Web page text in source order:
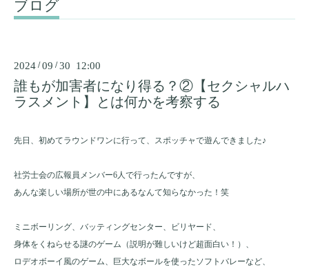
ブログ
2024 /09 /30 12:00
誰もが加害者になり得る？②【セクシャルハ
ラスメント】とは何かを考察する
先日、初めてラウンドワンに行って、スポッチャで遊んできました♪
社労士会の広報員メンバー6人で行ったんですが、
あんな楽しい場所が世の中にあるなんて知らなかった！笑
ミニボーリング、バッティングセンター、ビリヤード、
身体をくねらせる謎のゲーム（説明が難しいけど超面白い！）、
ロデオボーイ風のゲーム、巨大なボールを使ったソフトバレーなど、